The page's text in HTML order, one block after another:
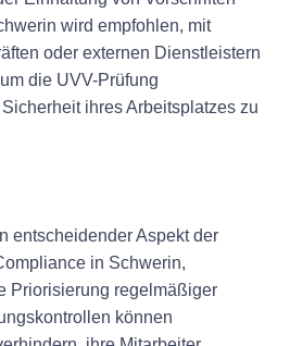
wird empfohlen, mit
oder externen Dienstleistern
die UVV-Prüfung
ihres Arbeitsplatzes zu
entscheidender Aspekt der
in Schwerin,
Priorisierung regelmäßiger
können